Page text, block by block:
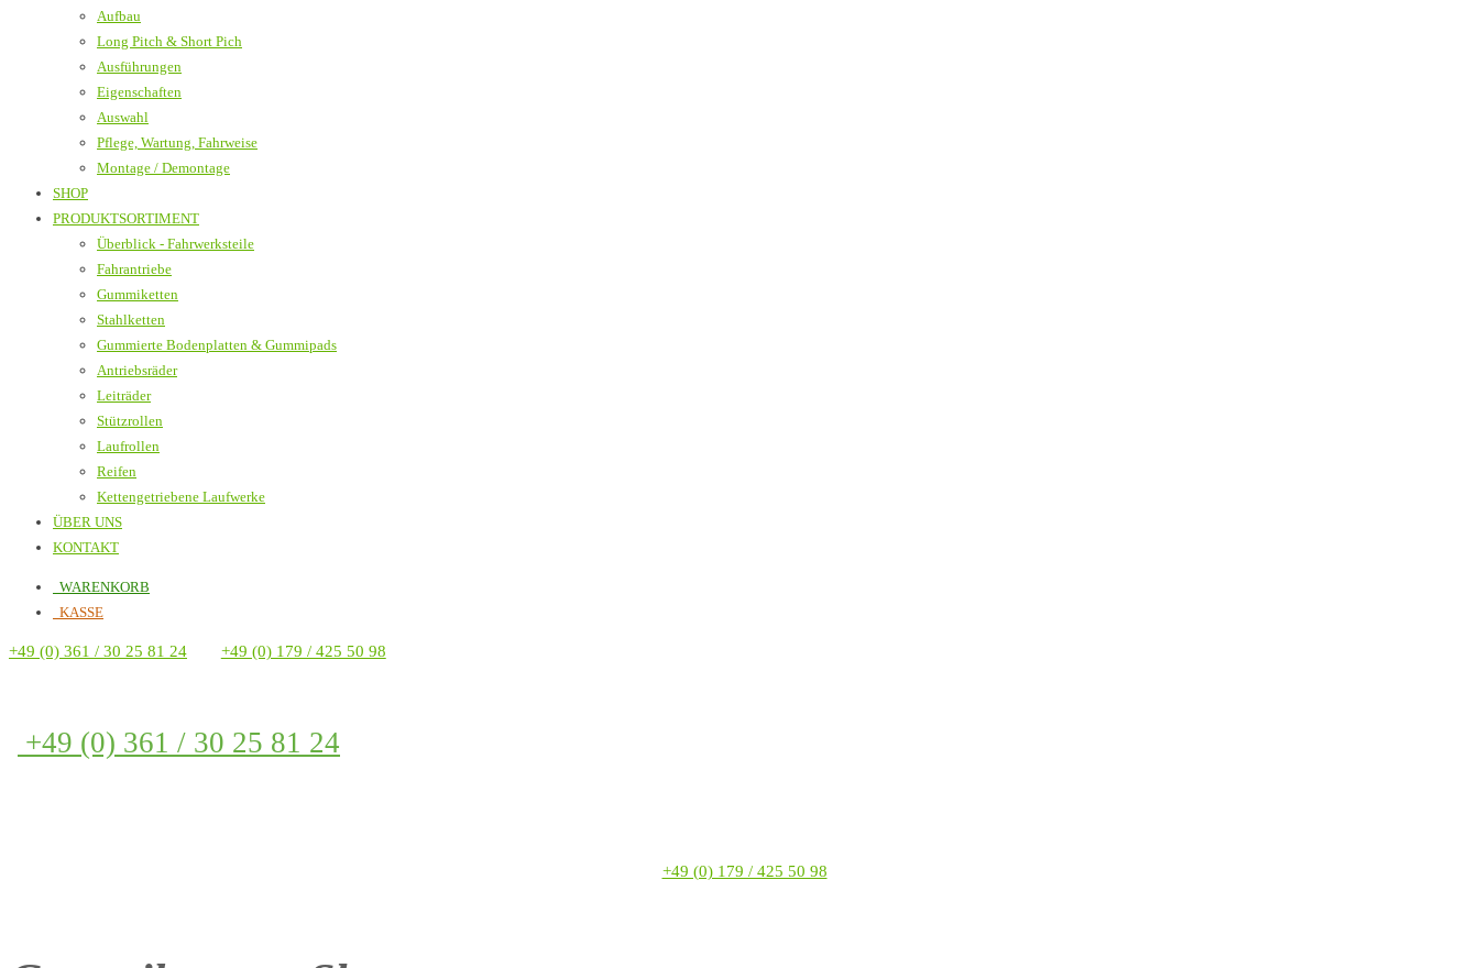
Aufbau
Long Pitch & Short Pich
Ausführungen
Eigenschaften
Auswahl
Pflege, Wartung, Fahrweise
Montage / Demontage
SHOP
PRODUKTSORTIMENT
Überblick - Fahrwerksteile
Fahrantriebe
Gummiketten
Stahlketten
Gummierte Bodenplatten & Gummipads
Antriebsräder
Leiträder
Stützrollen
Laufrollen
Reifen
Kettengetriebene Laufwerke
ÜBER UNS
KONTAKT
WARENKORB
KASSE
+49 (0) 361 / 30 25 81 24 +49 (0) 179 / 425 50 98
+49 (0) 361 / 30 25 81 24
+49 (0) 179 / 425 50 98